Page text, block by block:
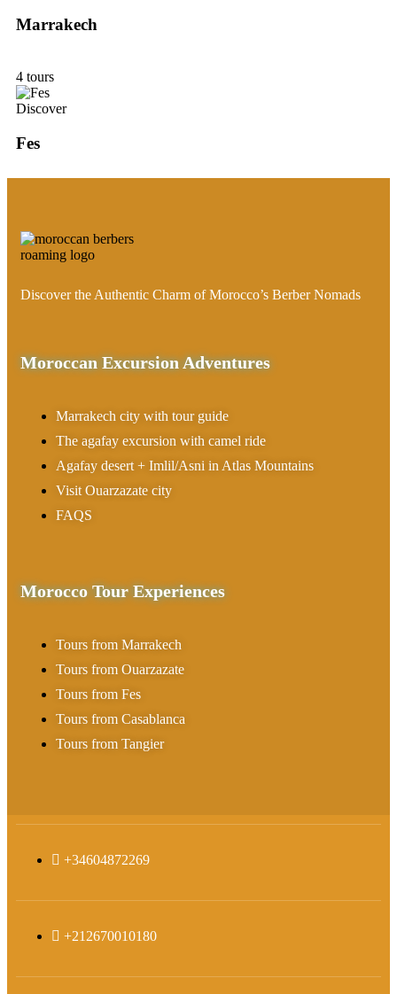
Marrakech
4 tours
Discover
Fes
Discover the Authentic Charm of Morocco’s Berber Nomads
Moroccan Excursion Adventures
Marrakech city with tour guide
The agafay excursion with camel ride
Agafay desert + Imlil/Asni in Atlas Mountains
Visit Ouarzazate city
FAQS
Morocco Tour Experiences
Tours from Marrakech
Tours from Ouarzazate
Tours from Fes
Tours from Casablanca
Tours from Tangier
+34604872269
+212670010180